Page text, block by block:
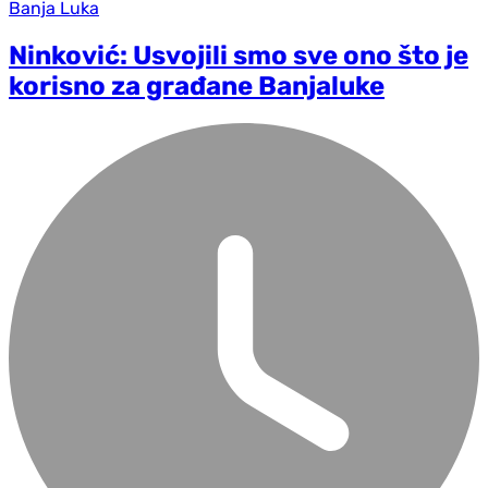
Banja Luka
Ninković: Usvojili smo sve ono što je
korisno za građane Banjaluke